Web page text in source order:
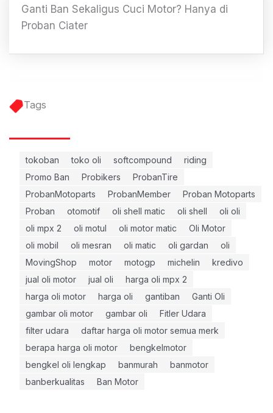
Ganti Ban Sekaligus Cuci Motor? Hanya di
Proban Ciater
Tags
tokoban toko oli softcompound
riding
Promo Ban
Probikers
ProbanTire
ProbanMotoparts
ProbanMember
Proban Motoparts
Proban
otomotif oli shell matic oli shell
oli oli
oli mpx 2
oli motul oli motor matic
Oli Motor
oli mobil
oli mesran oli matic oli gardan
oli
MovingShop
motor motogp michelin
kredivo
jual oli motor
jual oli
harga oli mpx 2
harga oli motor
harga oli gantiban
Ganti Oli
gambar oli motor
gambar oli
Fitler Udara
filter udara
daftar harga oli motor semua merk
berapa harga oli motor
bengkelmotor
bengkel oli lengkap
banmurah
banmotor
banberkualitas
Ban Motor